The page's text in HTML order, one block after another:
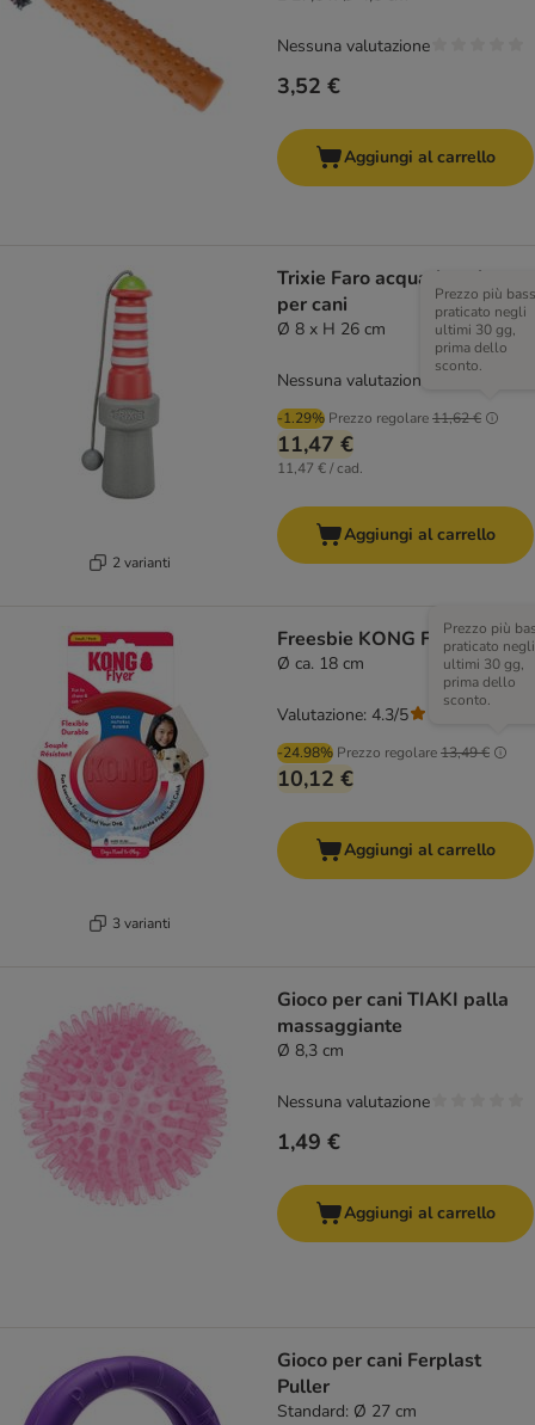
3,52 €
Nessuna valutazione
Aggiungi al carrello
2 varianti
Trixie Faro acquatico gioco
per cani
Ø 8 x H 26 cm
-1.29% Prezzo regolare11,62 €
Prezzo più
praticato negli
ultimi 30 gg,
prima dello
sconto.
11,47 €
11,47 € / cad.
Nessuna valutazione
Aggiungi al carrello
3 varianti
Freesbie KONG Flyer
Ø ca. 18 cm
-24.98% Prezzo regolare13,49 €
Prezzo più
praticato negli
ultimi 30 gg,
prima dello
sconto.
10,12 €
Valutazione: 4.3/5
Aggiungi al carrello
Gioco per cani TIAKI palla
massaggiante
Ø 8,3 cm
1,49 €
Nessuna valutazione
Aggiungi al carrello
Gioco per cani Ferplast
Puller
Standard: Ø 27 cm